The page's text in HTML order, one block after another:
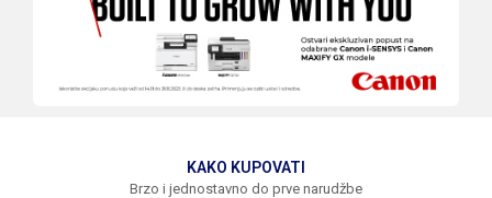
KAKO KUPOVATI
Brzo i jednostavno do prve narudžbe